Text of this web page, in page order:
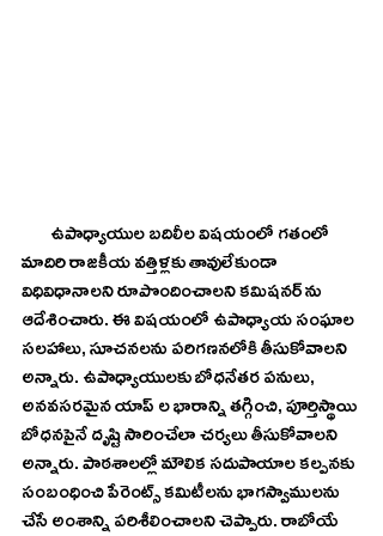
మాదిరి రాజకీయ వత్తిళ్లకు తావులేకుండా
విధివిధానాలని రూపొందించాలని కమిషనర్ ను
ఆదేశించారు. ఈ విషయంలో ఉపాధ్యాయ సంఘాల
సలహాలు, సూచనలను పరిగణనలోకి తీసుకోవాలని
అన్నారు. ఉపాధ్యాయులకు బోధనేతర పనులు,
అనవసరమైన యాప్ ల భారాన్ని తగ్గించి, పూర్తిస్థాయి
బోధనపైనే దృష్టి సారించేలా చర్యలు తీసుకోవాలని
అన్నారు. పాఠశాలల్లో మౌలిక సదుపాయాల కల్పనకు
సంబంధించి పేరెంట్స్ కమిటీలను భాగస్వాములను
చేసే అంశాన్ని పరిశీలించాలని చెప్పారు. రాబోయే